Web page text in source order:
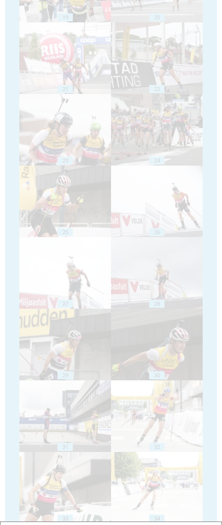
19 20
21 22
23 24
25 26
27 28
29 30
31 32
33 34